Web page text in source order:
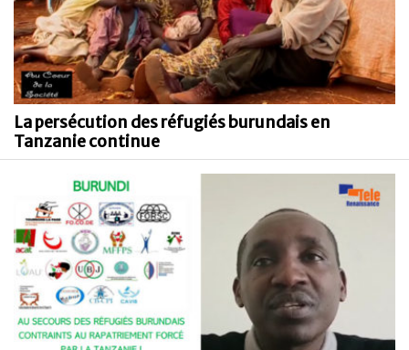
La persécution des réfugiés burundais en
Tanzanie continue